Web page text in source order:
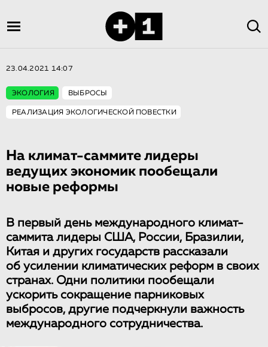
23.04.2021 14:07
ЭКОЛОГИЯ ВЫБРОСЫ
РЕАЛИЗАЦИЯ ЭКОЛОГИЧЕСКОЙ ПОВЕСТКИ
На климат-саммите лидеры
ведущих экономик пообещали
новые реформы
В первый день международного климат-
саммита лидеры США, России, Бразилии,
Китая и других государств рассказали
об усилении климатических реформ в своих
странах. Одни политики пообещали
ускорить сокращение парниковых
выбросов, другие подчеркнули важность
международного сотрудничества.